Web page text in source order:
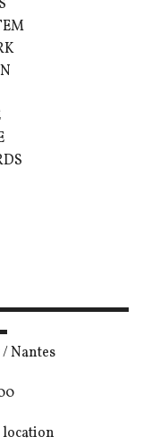
Nantes
location